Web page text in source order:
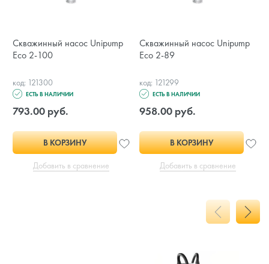
Скважинный насос Unipump
Eco 2-100
код: 121300
ЕСТЬ В НАЛИЧИИ
793.00 руб.
В КОРЗИНУ
Добавить в сравнение
Скважинный насос Unipump
Eco 2-89
код: 121299
ЕСТЬ В НАЛИЧИИ
958.00 руб.
В КОРЗИНУ
Добавить в сравнение